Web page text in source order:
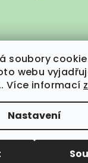
soubory
webu
Více informací
Nastavení
. Všechna